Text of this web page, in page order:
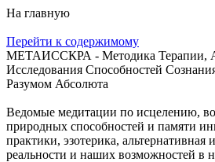
На главную
Перейти к содержимому
МЕТАИССКРА - Методика Терапии,
Исследования Способностей
Разумом Абсолюта
Ведомые медитации по исцелению,
природных способностей и памяти
практики, эзотерика, альтернативная
реальности и наших возможностей в